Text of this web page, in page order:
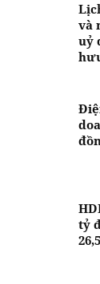
và
uỷ
tỷ